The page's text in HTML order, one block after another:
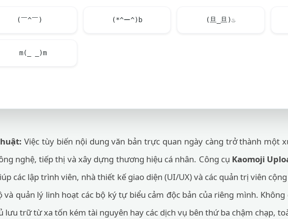
(￣^￣)ゞ (*^ー^)b (旦_旦)♨
m(_ _)m
Việc tùy biến nội dung văn bản trực quan ngày càng trở thành một
nghệ, tiếp thị và xây dựng thương hiệu cá nhân. Công cụ Kaomoji
các lập trình viên, nhà thiết kế giao diện (UI/UX) và các quản trị viên
quản lý linh hoạt các bộ ký tự biểu cảm độc bản của riêng mình. Không
lưu trữ từ xa tốn kém tài nguyên hay các dịch vụ bên thứ ba chậm chạp,